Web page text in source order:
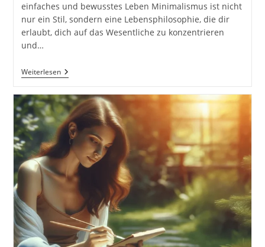
einfaches und bewusstes Leben Minimalismus ist nicht
nur ein Stil, sondern eine Lebensphilosophie, die dir
erlaubt, dich auf das Wesentliche zu konzentrieren
und…
Weiterlesen10
Investitionen
Minimalisten:
Tipps
Für
Ein
Einfaches
Und
Bewusstes
Leben
#minimalismus